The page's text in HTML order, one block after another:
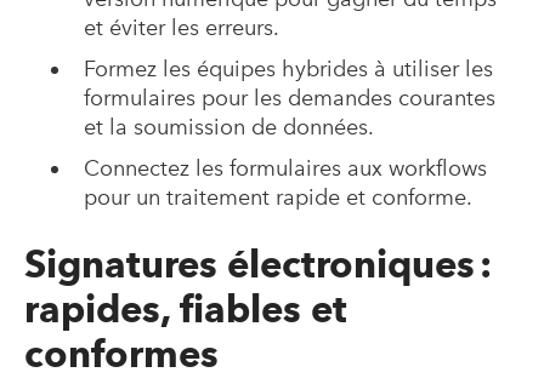
et éviter les erreurs.
Formez les équipes hybrides à utiliser les
formulaires pour les demandes courantes
et la soumission de données.
Connectez les formulaires aux workflows
pour un traitement rapide et conforme.
Signatures électroniques :
rapides, fiables et
conformes